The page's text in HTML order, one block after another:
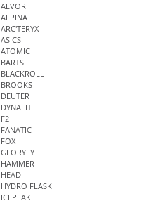
AEVOR
ALPINA
ARC'TERYX
ASICS
ATOMIC
BARTS
BLACKROLL
BROOKS
DEUTER
DYNAFIT
F2
FANATIC
FOX
GLORYFY
HAMMER
HEAD
HYDRO FLASK
ICEPEAK